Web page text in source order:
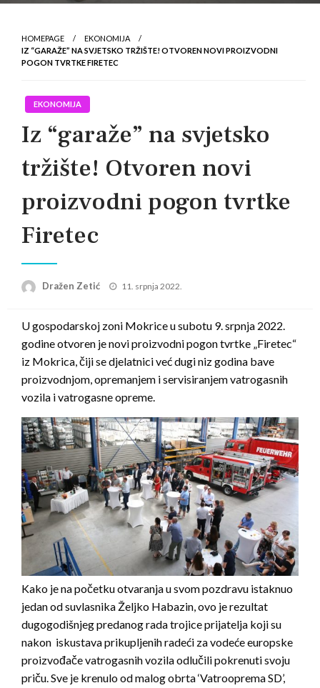
HOMEPAGE
EKONOMIJA
IZ “GARAŽE” NA SVJETSKO TRŽIŠTE! OTVOREN NOVI PROIZVODNI
POGON TVRTKE FIRETEC
EKONOMIJA
Iz “garaže” na svjetsko
tržište! Otvoren novi
proizvodni pogon tvrtke
Firetec
Dražen Zetić
Posted
11. srpnja 2022.
U gospodarskoj zoni Mokrice u subotu 9. srpnja 2022.
godine otvoren je novi proizvodni pogon tvrtke „Firetec“
iz Mokrica, čiji se djelatnici već dugi niz godina bave
proizvodnjom, opremanjem i servisiranjem vatrogasnih
vozila i vatrogasne opreme.
Kako je na početku otvaranja u svom pozdravu istaknuo
jedan od suvlasnika Željko Habazin, ovo je rezultat
dugogodišnjeg predanog rada trojice prijatelja koji su
nakon iskustava prikupljenih radeći za vodeće europske
proizvođače vatrogasnih vozila odlučili pokrenuti svoju
priču. Sve je krenulo od malog obrta ‘Vatrooprema SD’,